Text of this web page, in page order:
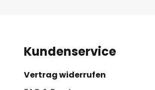
Kundenservice
Vertrag widerrufen